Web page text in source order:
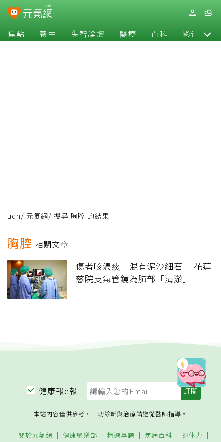
焦點 養生 失智論壇 醫療 百科 影音
udn/ 元氣網/ 搜尋 胸腔 的結果
胸腔 相關文章
傷者咳濃痰「混有泥沙細石」 花蓮
慈院支氣管鏡為肺部「清淤」
健康報e報
本站內容僅供參考，一切診斷與治療請遵從醫師指導。
關於元氣網 健康聚樂部 精選專題 疾病百科 退休力